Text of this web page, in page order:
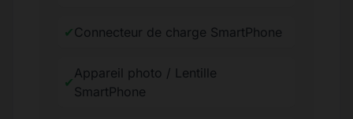
✔Connecteur de charge SmartPhone
✔
Appareil photo / Lentille
SmartPhone